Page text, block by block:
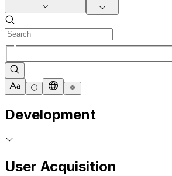
Development
User Acquisition